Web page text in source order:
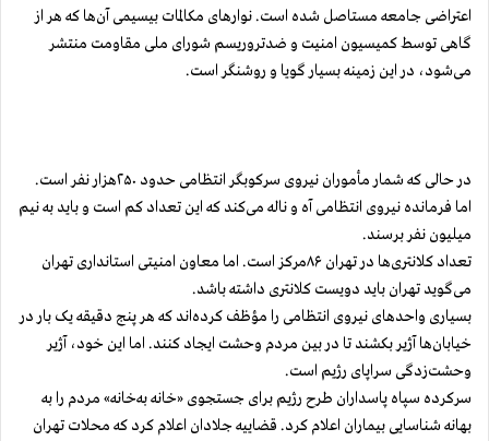
اعتراضی جامعه مستاصل شده است. نوارهای مکالمات بیسیمی آن‌ها که هر از
گاهی توسط کمیسیون امنیت و ضد‌تروریسم شورای ملی مقاومت منتشر
می‌شود، در این زمینه بسیار گویا و روشنگر است.
در حالی که شمار مأموران نیروی سرکوبگر انتظامی حدود ۲۵۰هزار نفر است.
اما فرمانده نیروی انتظامی آه و ناله می‌کند که این تعداد کم است و باید به ‌نیم
میلیون نفر برسند.
تعداد کلانتری‌ها در تهران ۸۶مرکز است. اما معاون امنیتی استانداری تهران
می‌گوید تهران باید دویست کلانتری داشته باشد.
بسیاری واحدهای نیروی انتظامی را مؤظف کرده‌اند که هر پنج دقیقه یک بار در
خیابان‌ها آژیر بکشند تا در بین مردم وحشت ایجاد کنند. اما این خود، آژیر
وحشت‌زدگی سراپای رژیم است.
سرکرده سپاه پاسداران طرح رژیم برای جستجوی «خانه به‌خانه» مردم را به‌
بهانه شناسایی بیماران اعلام کرد. قضاییه جلادان اعلام کرد که محلات تهران